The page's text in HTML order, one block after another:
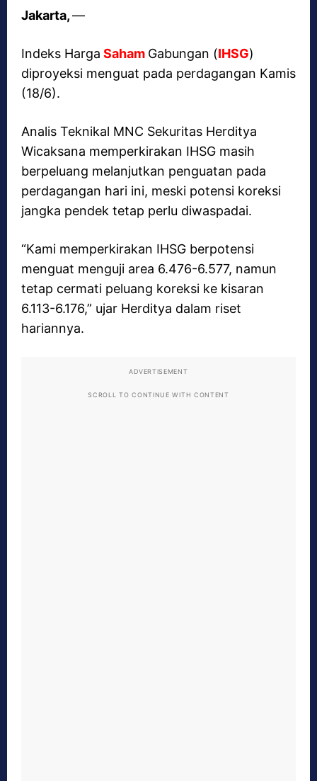
Jakarta,—
Indeks Harga Saham Gabungan (IHSG)
diproyeksi menguat pada perdagangan Kamis
(18/6).
Analis Teknikal MNC Sekuritas Herditya
Wicaksana memperkirakan IHSG masih
berpeluang melanjutkan penguatan pada
perdagangan hari ini, meski potensi koreksi
jangka pendek tetap perlu diwaspadai.
“Kami memperkirakan IHSG berpotensi
menguat menguji area 6.476-6.577, namun
tetap cermati peluang koreksi ke kisaran
6.113-6.176,” ujar Herditya dalam riset
hariannya.
ADVERTISEMENT
SCROLL TO CONTINUE WITH CONTENT